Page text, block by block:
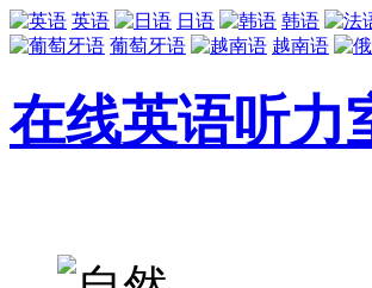
英语 日语 韩语
葡萄牙语
越南语
在线英语听力